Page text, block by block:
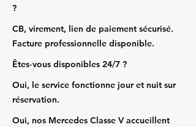
?
CB, virement, lien de paiement sécurisé.
Facture professionnelle disponible.
Êtes‑vous disponibles 24/7 ?
Oui, le service fonctionne jour et nuit sur
réservation.
Oui, nos Mercedes Classe V accueillent